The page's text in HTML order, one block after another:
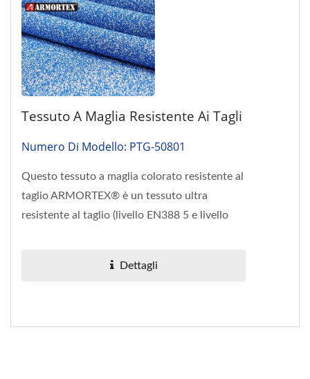
Tessuto A Maglia Resistente Ai Tagli
Numero Di Modello: PTG-50801
Questo tessuto a maglia colorato resistente al
taglio ARMORTEX® è un tessuto ultra
resistente al taglio (livello EN388 5 e livello
Dettagli